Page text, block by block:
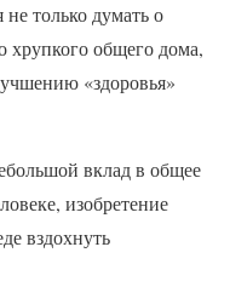
не только думать о
хрупкого общего дома,
«здоровья»
вклад в общее
изобретение
вздохнуть